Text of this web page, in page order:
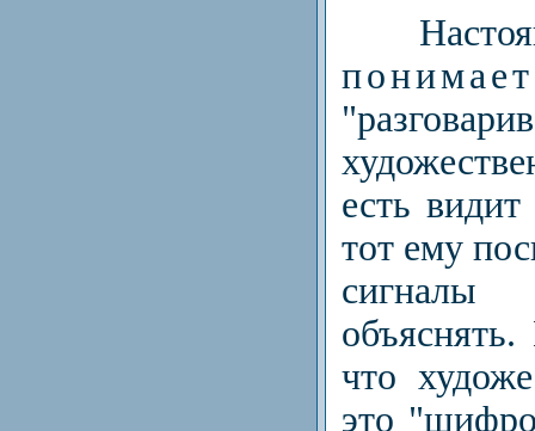
есть
тот ему
сигналы
объяснять.
что
это